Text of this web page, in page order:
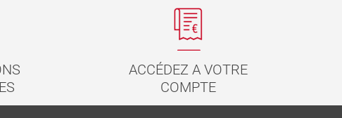
ACCÉDEZ A VOTRE
COMPTE